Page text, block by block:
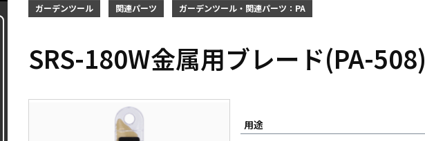
ガーデンツール 関連パーツ ガーデンツール・関連パーツ：PA
SRS-180W金属用ブレード(PA-508)
用途